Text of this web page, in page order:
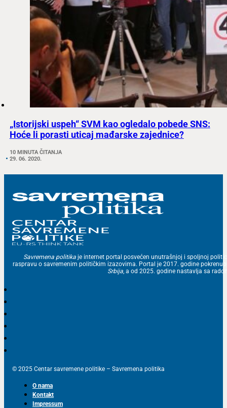
„Istorijski uspeh“ SVM kao ogledalo pobede SNS:
Hoće li porasti uticaj mađarske zajednice?
10 MINUTA ČITANJA
29. 06. 2020.
Savremena politika je internet portal posvećen unutrašnjoj i spoljnoj
raspravu o savremenim političkim izazovima. Portal je 2017. godine
Srbija, a od 2025. godine nastavlja sa
© 2025 Centar savremene politike – Savremena politika
O nama
Kontakt
Impressum